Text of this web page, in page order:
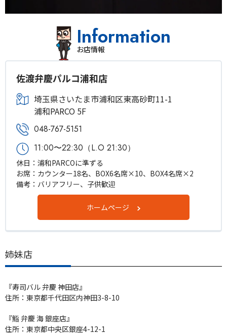
Information
お店情報
佐渡弁慶パルコ浦和店
埼玉県さいたま市浦和区東高砂町11-1
浦和PARCO 5F
048-767-5151
11:00〜22:30（L.O 21:30）
休日：浦和PARCOに準ずる
お席：カウンター18名、BOX6名席×10、BOX4名席×2
備考：バリアフリー、子供歓迎
ホームページ
姉妹店
『寿司バル 弁慶 神田店』
住所：東京都千代田区内神田3-8-10
『鮨 弁慶 海 銀座店』
住所：東京都中央区銀座4-12-1